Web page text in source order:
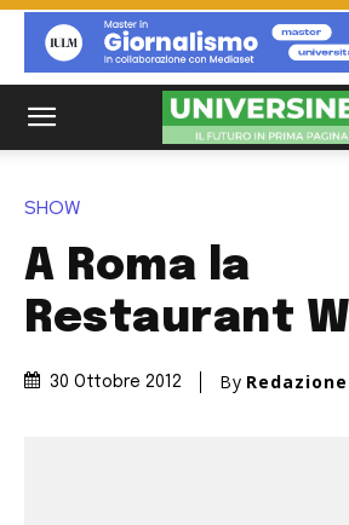
SHOW
A Roma la
Restaurant
30 Ottobre 2012 By